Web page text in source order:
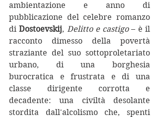
ambientazione e anno di
pubblicazione del celebre romanzo
di Dostoevskij, Delitto e castigo – è il
racconto dimesso della povertà
straziante del suo sottoproletariato
urbano, di una borghesia
burocratica e frustrata e di una
classe dirigente corrotta e
decadente: una civiltà desolante
stordita dall'alcolismo che, spenti